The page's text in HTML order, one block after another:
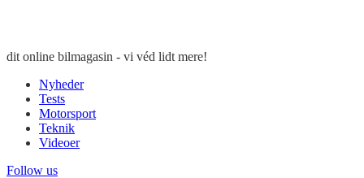
dit online bilmagasin - vi véd lidt mere!
Nyheder
Tests
Motorsport
Teknik
Videoer
Follow us